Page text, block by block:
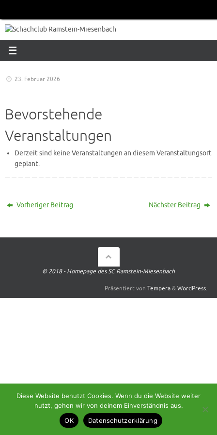
springen
23. Februar 2026
Bevorstehende
Veranstaltungen
Derzeit sind keine Veranstaltungen an diesem Veranstaltungsort
geplant.
Vorheriger Beitrag Nächster Beitrag
© 2018 - Homepage des SC Ramstein-Miesenbach
Präsentiert von Tempera&WordPress.
Diese Website benutzt Cookies. Wenn du die Website weiter
nutzt, gehen wir von deinem Einverständnis aus.
OK
Datenschutzerklärung